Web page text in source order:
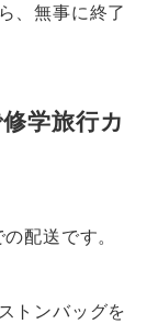
、無事に終了
学旅行カ
配送です。
トンバッグを